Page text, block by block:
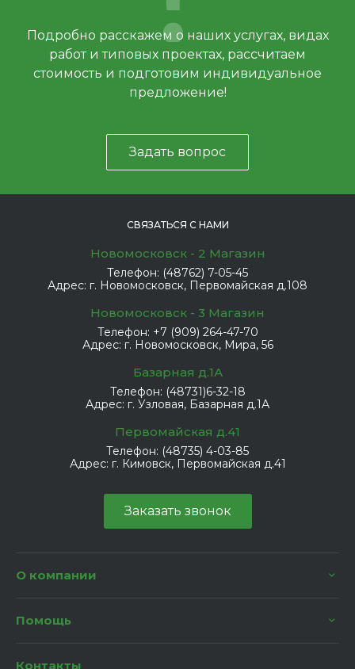
Подробно расскажем о наших услугах, видах
работ и типовых проектах, рассчитаем
стоимость и подготовим индивидуальное
предложение!
Задать вопрос
СВЯЗАТЬСЯ С НАМИ
Новомосковск - 2 Магазин
Телефон: (48762) 7-05-45
Адрес: г. Новомосковск, Первомайская д.108
Новомосковск - 3 Магазин
Телефон: +7 (909) 264-47-70
Адрес: г. Новомосковск, Мира, 56
Базарная д.1А
Телефон: (48731)6-32-18
Адрес: г. Узловая, Базарная д.1А
Первомайская д.41
Телефон: (48735) 4-03-85
Адрес: г. Кимовск, Первомайская д.41
Заказать звонок
О компании
Помощь
Контакты